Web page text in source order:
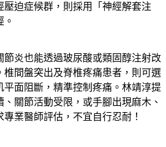
迫症候群，則採用「神經解套注
節炎也能透過玻尿酸或類固醇注射改
椎間盤突出及脊椎疼痛患者，則可選
平面阻斷，精準控制疼痛。林靖淳提
關節活動受限，或手腳出現麻木、
專業醫師評估，不宜自行忍耐！